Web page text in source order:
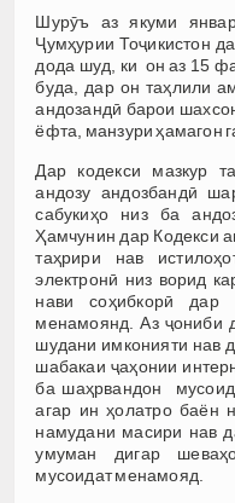
Шурӯъ аз якуми
Ҷумҳурии Тоҷикистон
дода шуд, ки он аз 15
буда, дар он таҳлили
андозандӣ барои
ёфта, манзури ҳамагон
Дар кодекси мазкур
андозу андозбандӣ
сабукиҳо низ ба
Ҳамчунин дар Кодекси
таҳрири нав
электронӣ низ ворид
нави соҳибкорӣ
менамоянд. Аз ҷониби
шудани имконияти нав
шабакаи ҷаҳонии
ба шаҳрвандон
агар ин ҳолатро баён
намудани масири нав
умуман дигар
мусоидат менамояд.